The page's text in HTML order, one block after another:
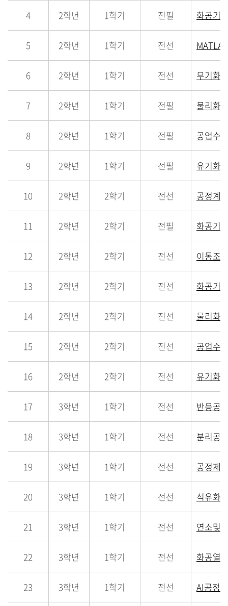
4 2학년 1학기 전필 화공기
5 2학년 1학기 전선
6 2학년 1학기 전선 무기화
7 2학년 1학기 전필 물리화
8 2학년 1학기 전필 공업수
9 2학년 1학기 전필 유기화
10 2학년 2학기 전선 공정계
11 2학년 2학기 전필 화공기
12 2학년 2학기 전선 이동조
13 2학년 2학기 전선 화공기
14 2학년 2학기 전선 물리화
15 2학년 2학기 전선 공업수
16 2학년 2학기 전선 유기화
17 3학년 1학기 전선 반응공
18 3학년 1학기 전선 분리공
19 3학년 1학기 전선 공정제
20 3학년 1학기 전선 석유화
21 3학년 1학기 전선 연소및
22 3학년 1학기 전선 화공열
23 3학년 1학기 전선 AI공정